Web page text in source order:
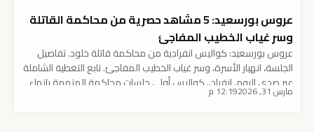
عروس بورسعيد: 5 مشاهد حصرية من محاكمة القاتلة
وسر غياب الخطيب المفاجئ
عروس بورسعيد: كواليس انفرادية من محاكمة قاتلة خلود. تفاصيل
الجلسة، انهيار الأسرة، وسر غياب الخطيب المفاجئ. تابع التغطية الشاملة
عبر صدى اليوم. انفراد.. كواليس أولى جلسات محاكمة المتهمة بإنهاء
حياة خلود عروس بورسعيد وسر غياب خطيبها تعتبر قضية عروس
مارس 31, 2026 12:19 م